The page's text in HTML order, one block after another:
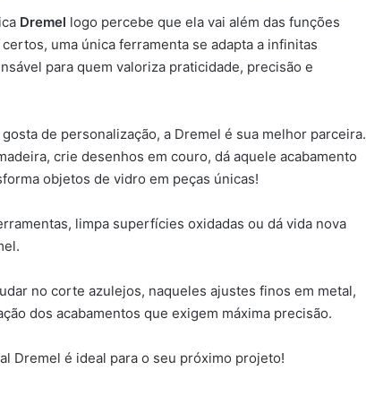
Dremel logo percebe que ela vai além das funções
uma única ferramenta se adapta a infinitas
para quem valoriza praticidade, precisão e
de personalização, a Dremel é sua melhor parceira.
crie desenhos em couro, dá aquele acabamento
objetos de vidro em peças únicas!
limpa superfícies oxidadas ou dá vida nova
no corte azulejos, naqueles ajustes finos em metal,
dos acabamentos que exigem máxima precisão.
Dremel é ideal para o seu próximo projeto!